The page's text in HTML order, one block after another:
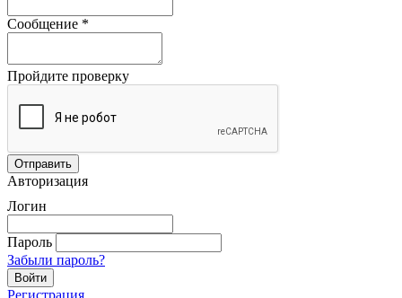
Сообщение *
Пройдите проверку
Авторизация
Логин
Пароль
Забыли пароль?
Регистрация